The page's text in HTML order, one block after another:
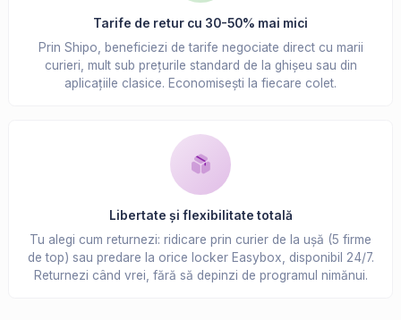
Tarife de retur cu 30-50% mai mici
Prin Shipo, beneficiezi de tarife negociate direct cu marii
curieri, mult sub prețurile standard de la ghișeu sau din
aplicațiile clasice. Economisești la fiecare colet.
Libertate și flexibilitate totală
Tu alegi cum returnezi: ridicare prin curier de la ușă (5 firme
de top) sau predare la orice locker Easybox, disponibil 24/7.
Returnezi când vrei, fără să depinzi de programul nimănui.